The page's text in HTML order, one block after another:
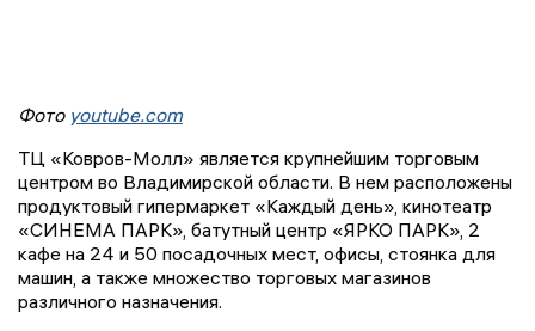
Фото youtube.com
ТЦ «Ковров-Молл» является крупнейшим торговым
центром во Владимирской области. В нем расположены
продуктовый гипермаркет «Каждый день», кинотеатр
«СИНЕМА ПАРК», батутный центр «ЯРКО ПАРК», 2
кафе на 24 и 50 посадочных мест, офисы, стоянка для
машин, а также множество торговых магазинов
различного назначения.